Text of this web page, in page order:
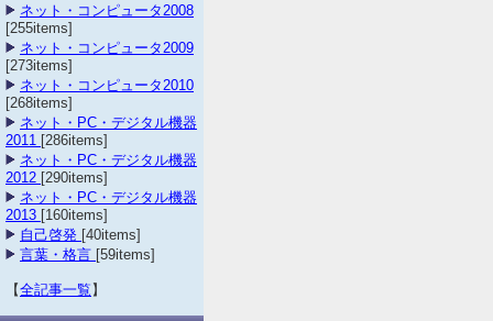
ネット・コンピュータ2008
[255items]
ネット・コンピュータ2009
[273items]
ネット・コンピュータ2010
[268items]
ネット・PC・デジタル機器
2011 [286items]
ネット・PC・デジタル機器
2012 [290items]
ネット・PC・デジタル機器
2013 [160items]
自己啓発 [40items]
言葉・格言 [59items]
【全記事一覧 】